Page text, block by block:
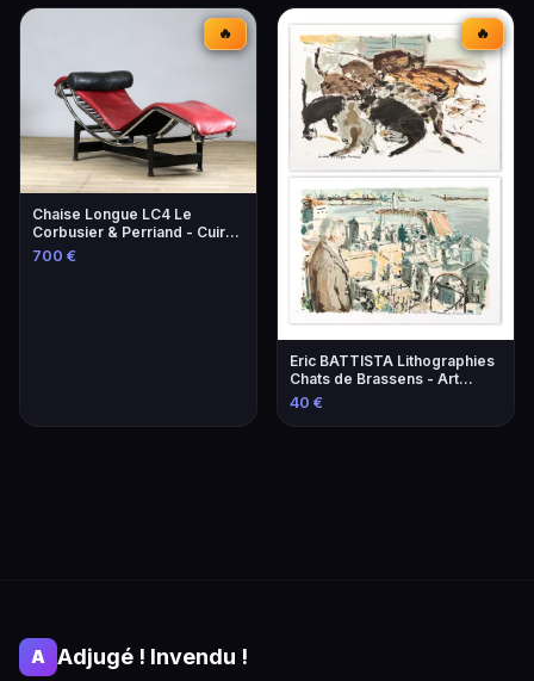
🔥
Chaise Longue LC4 Le
Corbusier & Perriand - Cuir
Lie-de-Vin
700 €
🔥
Eric BATTISTA Lithographies
Chats de Brassens - Art
Contemporain
40 €
A Adjugé ! Invendu !